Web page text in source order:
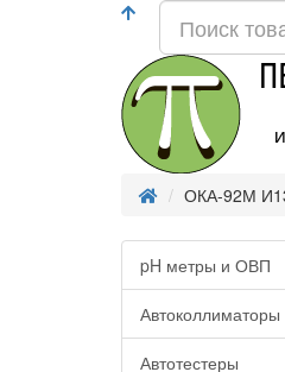
ОКА-92М И13
pH метры и ОВП
Автоколлиматоры
Автотестеры